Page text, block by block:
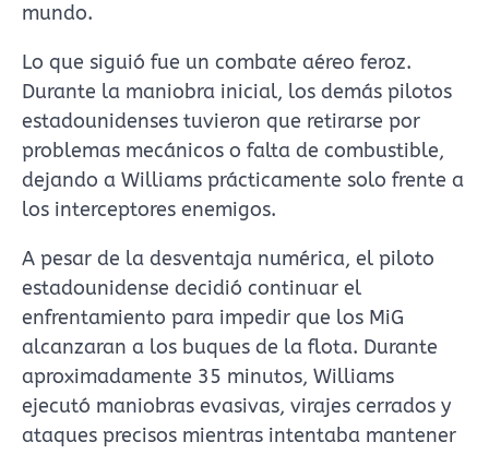
mundo.
Lo que siguió fue un combate aéreo feroz.
Durante la maniobra inicial, los demás pilotos
estadounidenses tuvieron que retirarse por
problemas mecánicos o falta de combustible,
dejando a Williams prácticamente solo frente a
los interceptores enemigos.
A pesar de la desventaja numérica, el piloto
estadounidense decidió continuar el
enfrentamiento para impedir que los MiG
alcanzaran a los buques de la flota. Durante
aproximadamente 35 minutos, Williams
ejecutó maniobras evasivas, virajes cerrados y
ataques precisos mientras intentaba mantener